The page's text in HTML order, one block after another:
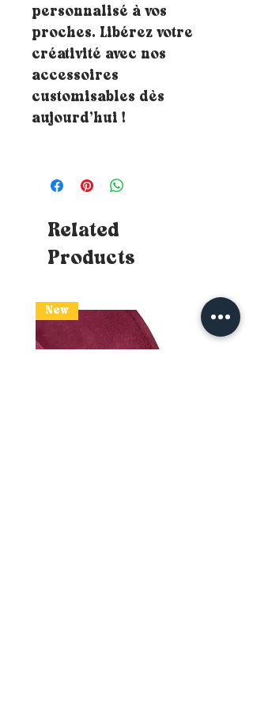
personnalisé à vos
proches. Libérez votre
créativité avec nos
accessoires
customisables dès
aujourd’hui !
Related
Products
New New